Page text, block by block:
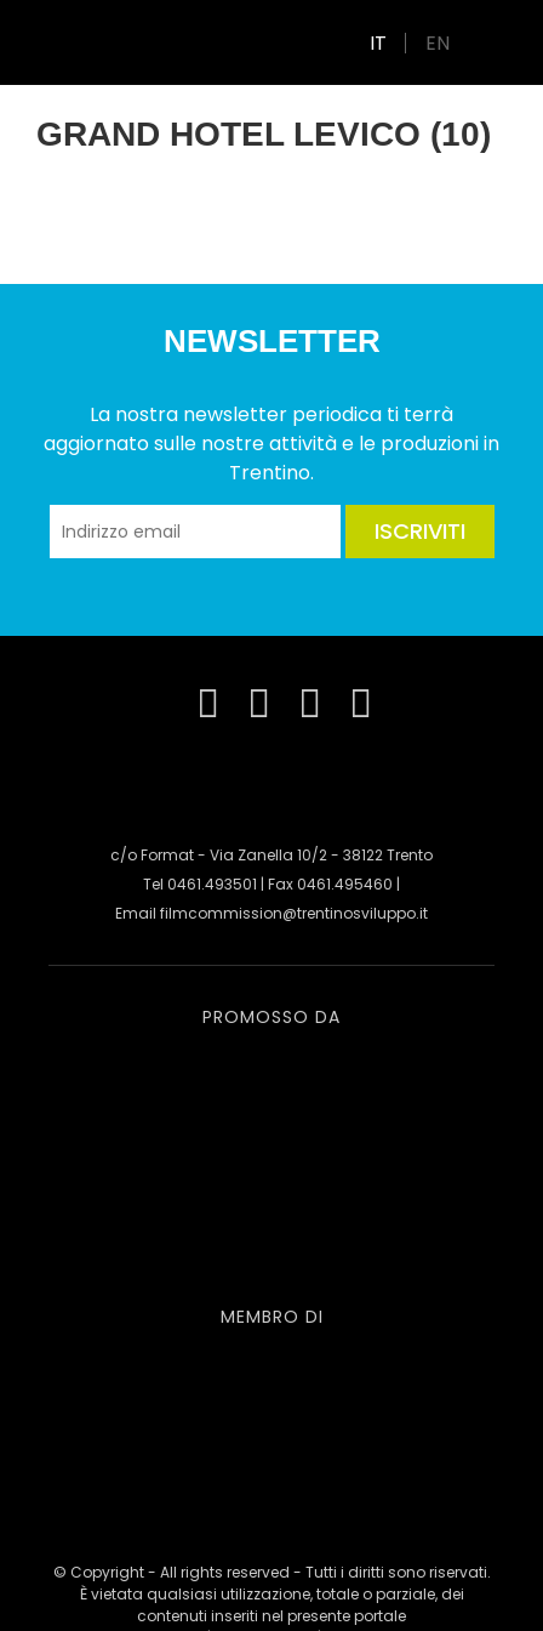
IT EN
GRAND HOTEL LEVICO (10)
NEWSLETTER
La nostra newsletter periodica ti terrà
aggiornato sulle nostre attività e le produzioni in
Trentino.
ISCRIVITI
c/o Format - Via Zanella 10/2 - 38122 Trento
Tel 0461.493501 | Fax 0461.495460 |
Email filmcommission@trentinosviluppo.it
PROMOSSO DA
MEMBRO DI
© Copyright - All rights reserved - Tutti i diritti sono riservati.
È vietata qualsiasi utilizzazione, totale o parziale, dei
contenuti inseriti nel presente portale